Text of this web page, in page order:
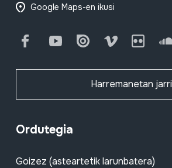
Google Maps-en ikusi
FacebookYoutube Issuu Vimeo Flickr
Harremanetan jarri
Ordutegia
Goizez (asteartetik larunbatera)